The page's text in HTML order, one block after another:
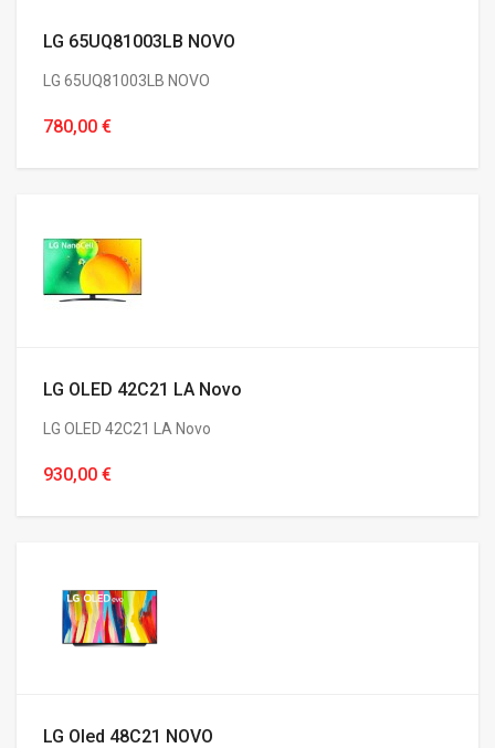
LG 65UQ81003LB NOVO
LG 65UQ81003LB NOVO
780,00 €
LG OLED 42C21 LA Novo
LG OLED 42C21 LA Novo
930,00 €
LG Oled 48C21 NOVO